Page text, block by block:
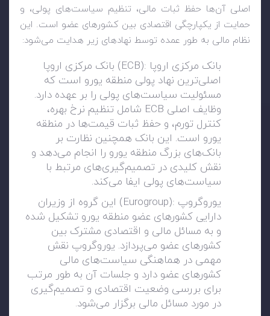
اصلی آن‌ها حفظ ثبات مالی، تنظیم سیاست‌های پولی، و
حمایت از یکپارچگی اقتصادی بین کشورهای عضو است. این
نظام مالی به طور عمده توسط نهادهای زیر هدایت می‌شود:
بانک مرکزی اروپا (ECB): بانک مرکزی اروپا
اصلی‌ترین نهاد پولی منطقه یورو است که
مسئولیت سیاست‌های پولی را بر عهده دارد.
وظایف اصلی ECB شامل تنظیم نرخ بهره،
کنترل تورم، و حفظ ثبات قیمت‌ها در منطقه
یورو است. این بانک همچنین نظارت بر
بانک‌های بزرگ منطقه یورو را انجام می‌دهد و
نقش کلیدی در تصمیم‌گیری‌های مرتبط با
سیاست‌های پولی ایفا می‌کند.
یوروگروپ (Eurogroup): این گروه از وزیران
دارایی کشورهای عضو منطقه یورو تشکیل شده
و به مسائل مالی و اقتصادی مشترک بین
کشورهای عضو می‌پردازد. یوروگروپ نقش
مهمی در هماهنگی سیاست‌های مالی
کشورهای عضو دارد و جلسات آن به طور مرتب
برای بررسی وضعیت اقتصادی و تصمیم‌گیری
در مورد مسائل مالی برگزار می‌شود.